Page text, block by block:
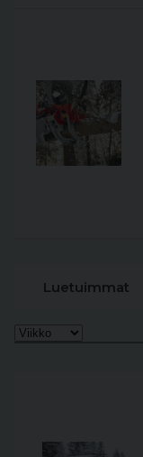
Luetuimmat